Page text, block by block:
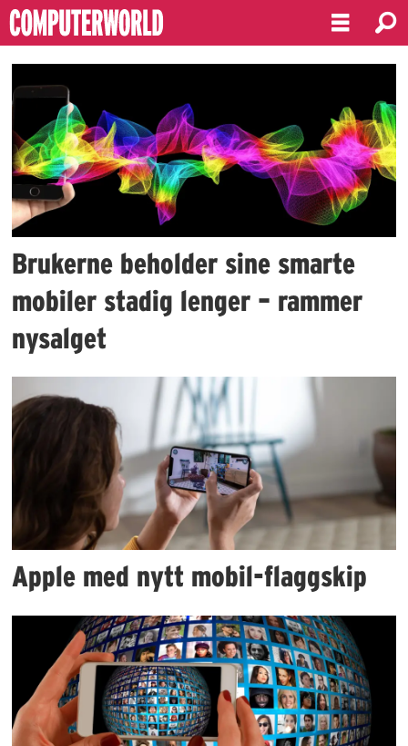
Emne:
smartmobil
Brukerne beholder sine smarte
mobiler stadig lenger – rammer
nysalget
Apple med nytt mobil-flaggskip